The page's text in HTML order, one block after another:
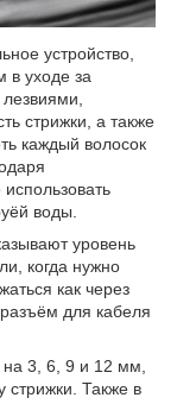
устройство,
в уходе за
стрижки, а также
каждый волосок
воды.
уровень
когда нужно
как через
для кабеля
на 3, 6, 9 и 12 мм,
стрижки. Также в